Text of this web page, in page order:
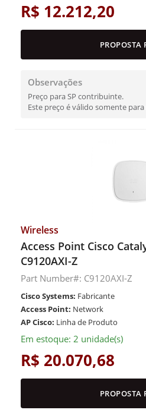
R$ 12.212,20
PROPOSTA
Observações
Preço para SP contribuinte.
Este preço é válido somente
Wireless
Access Point Cisco
C9120AXI-Z
Part Number#: C9120AXI-Z
Cisco Systems: Fabricante
Access Point: Network
AP Cisco: Linha de Produto
Em estoque: 2 unidade(s)
R$ 20.070,68
PROPOSTA